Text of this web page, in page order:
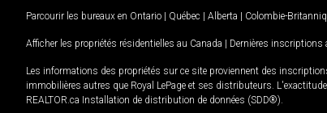
Parcourir les bureaux en Ontario | Québec | Alberta | Colombie-
Afficher les propriétés résidentielles au Canada | Dernières inscriptions
Les informations des propriétés sur ce site proviennent des
immobilières autres que Royal LePage et ses distributeurs.
REALTOR.ca Installation de distribution de données (SDD®).